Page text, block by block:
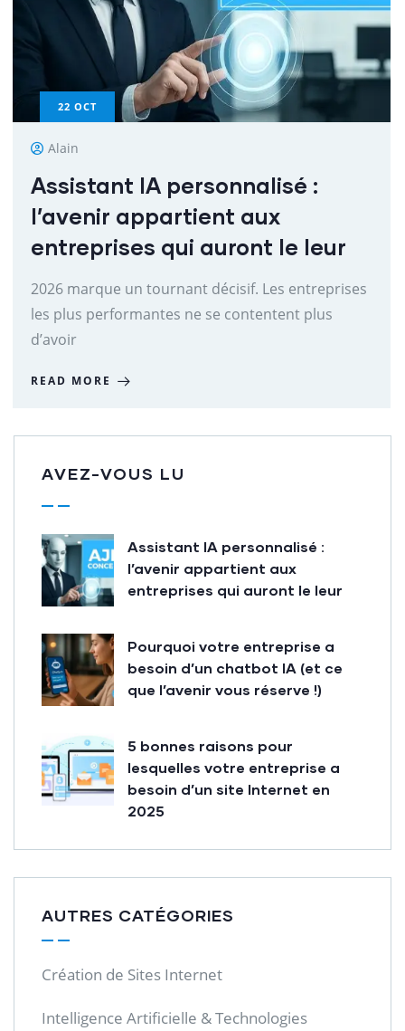
22 OCT
Alain
Assistant IA personnalisé :
l’avenir appartient aux
entreprises qui auront le leur
2026 marque un tournant décisif. Les entreprises
les plus performantes ne se contentent plus
d’avoir
READ MORE
AVEZ-VOUS LU
Assistant IA personnalisé :
l’avenir appartient aux
entreprises qui auront le leur
Pourquoi votre entreprise a
besoin d’un chatbot IA (et ce
que l’avenir vous réserve !)
5 bonnes raisons pour
lesquelles votre entreprise a
besoin d’un site Internet en
2025
AUTRES CATÉGORIES
Création de Sites Internet
Intelligence Artificielle & Technologies